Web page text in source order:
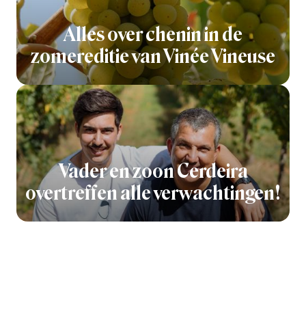
Alles over chenin in de
zomereditie van Vinée Vineuse
Vader en zoon Cerdeira
overtreffen alle verwachtingen!